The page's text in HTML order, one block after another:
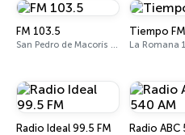
FM 103.5
San Pedro de Macorís 103.5 FM
Tiempo FM
La Romana
Radio Ideal 99.5 FM Radio ABC